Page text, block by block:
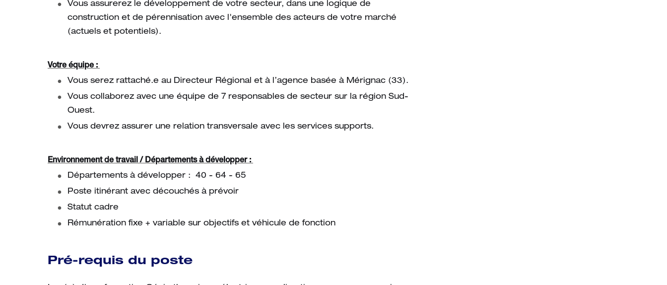
Vous assurerez le développement de votre secteur, dans une logique de
construction et de pérennisation avec l'ensemble des acteurs de votre marché
(actuels et potentiels).
Votre équipe :
Vous serez rattaché.e au Directeur Régional et à l’agence basée à Mérignac (33).
Vous collaborez avec une équipe de 7 responsables de secteur sur la région Sud-
Ouest.
Vous devrez assurer une relation transversale avec les services supports.
Environnement de travail / Départements à développer :
Départements à développer : 40 - 64 - 65
Poste itinérant avec découchés à prévoir
Statut cadre
Rémunération fixe + variable sur objectifs et véhicule de fonction
Pré-requis du poste